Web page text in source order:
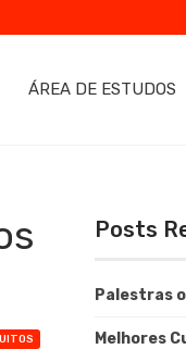
ÁREA DE ESTUDOS
Posts
Palestras
Melhores